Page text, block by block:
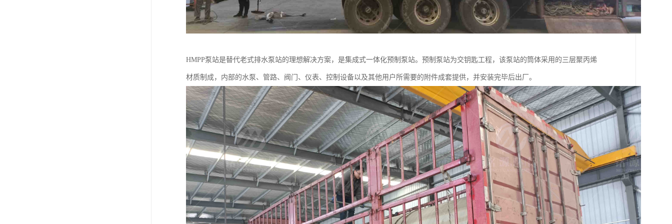
HMPP泵站是替代老式排水泵站的理想解决方案，是集成式一体化预制泵站。预制泵站为交钥匙工程，该泵站的筒体采用的三层聚丙烯
材质制成，内部的水泵、管路、阀门、仪表、控制设备以及其他用户所需要的附件成套提供，并安装完毕后出厂。